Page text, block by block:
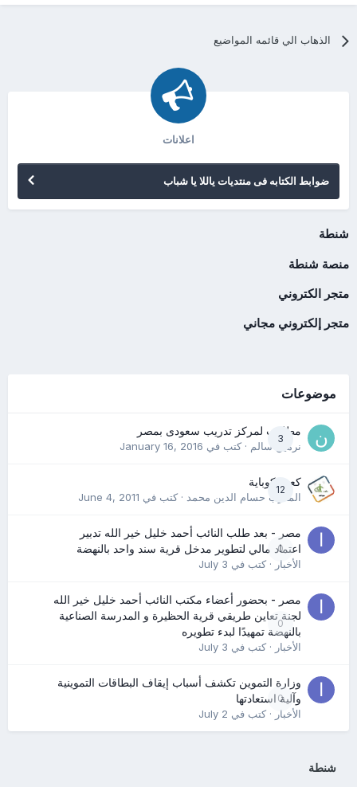
الذهاب الي قائمه المواضيع
اعلانات
ضوابط الكتابه فى منتديات ياللا يا شباب
شنطة
منصة شنطة
متجر الكتروني
متجر إلكتروني مجاني
موضوعات
3
مطلوب لمركز تدريب سعودى بمصر
نرمين سالم· كتب في January 16, 2016
12
كعب كوباية
المدرب حسام الدين محمد· كتب في June 4, 2011
0
مصر - بعد طلب النائب أحمد خليل خير الله تدبير
اعتماد مالي لتطوير مدخل قرية سند واحد بالنهضة
الأخبار· كتب في July 3
0
مصر - بحضور أعضاء مكتب النائب أحمد خليل خير الله
لجنة تعاين طريقي قرية الحظيرة و المدرسة الصناعية
بالنهضة تمهيدًا لبدء تطويره
الأخبار· كتب في July 3
0
وزارة التموين تكشف أسباب إيقاف البطاقات التموينية
وآلية استعادتها
الأخبار· كتب في July 2
شنطة